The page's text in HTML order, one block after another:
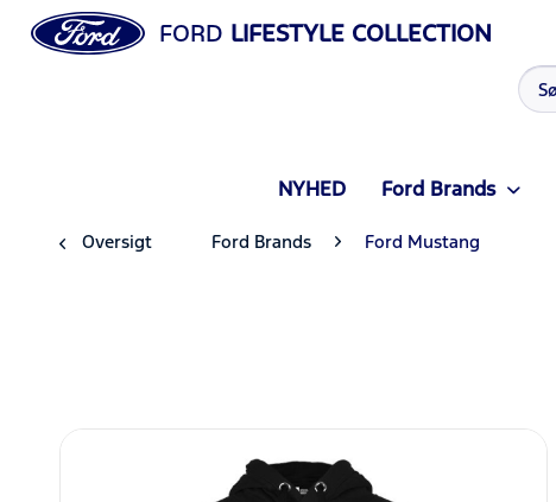
FORD LIFESTYLE COLLECTION
NYHED Ford Brands
Oversigt Ford Brands Ford Mustang